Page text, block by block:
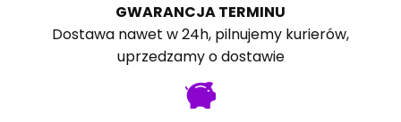
GWARANCJA TERMINU
Dostawa nawet w 24h, pilnujemy kurierów,
uprzedzamy o dostawie